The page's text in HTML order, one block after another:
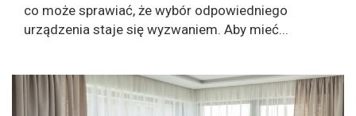
co może sprawiać, że wybór odpowiedniego
urządzenia staje się wyzwaniem. Aby mieć...